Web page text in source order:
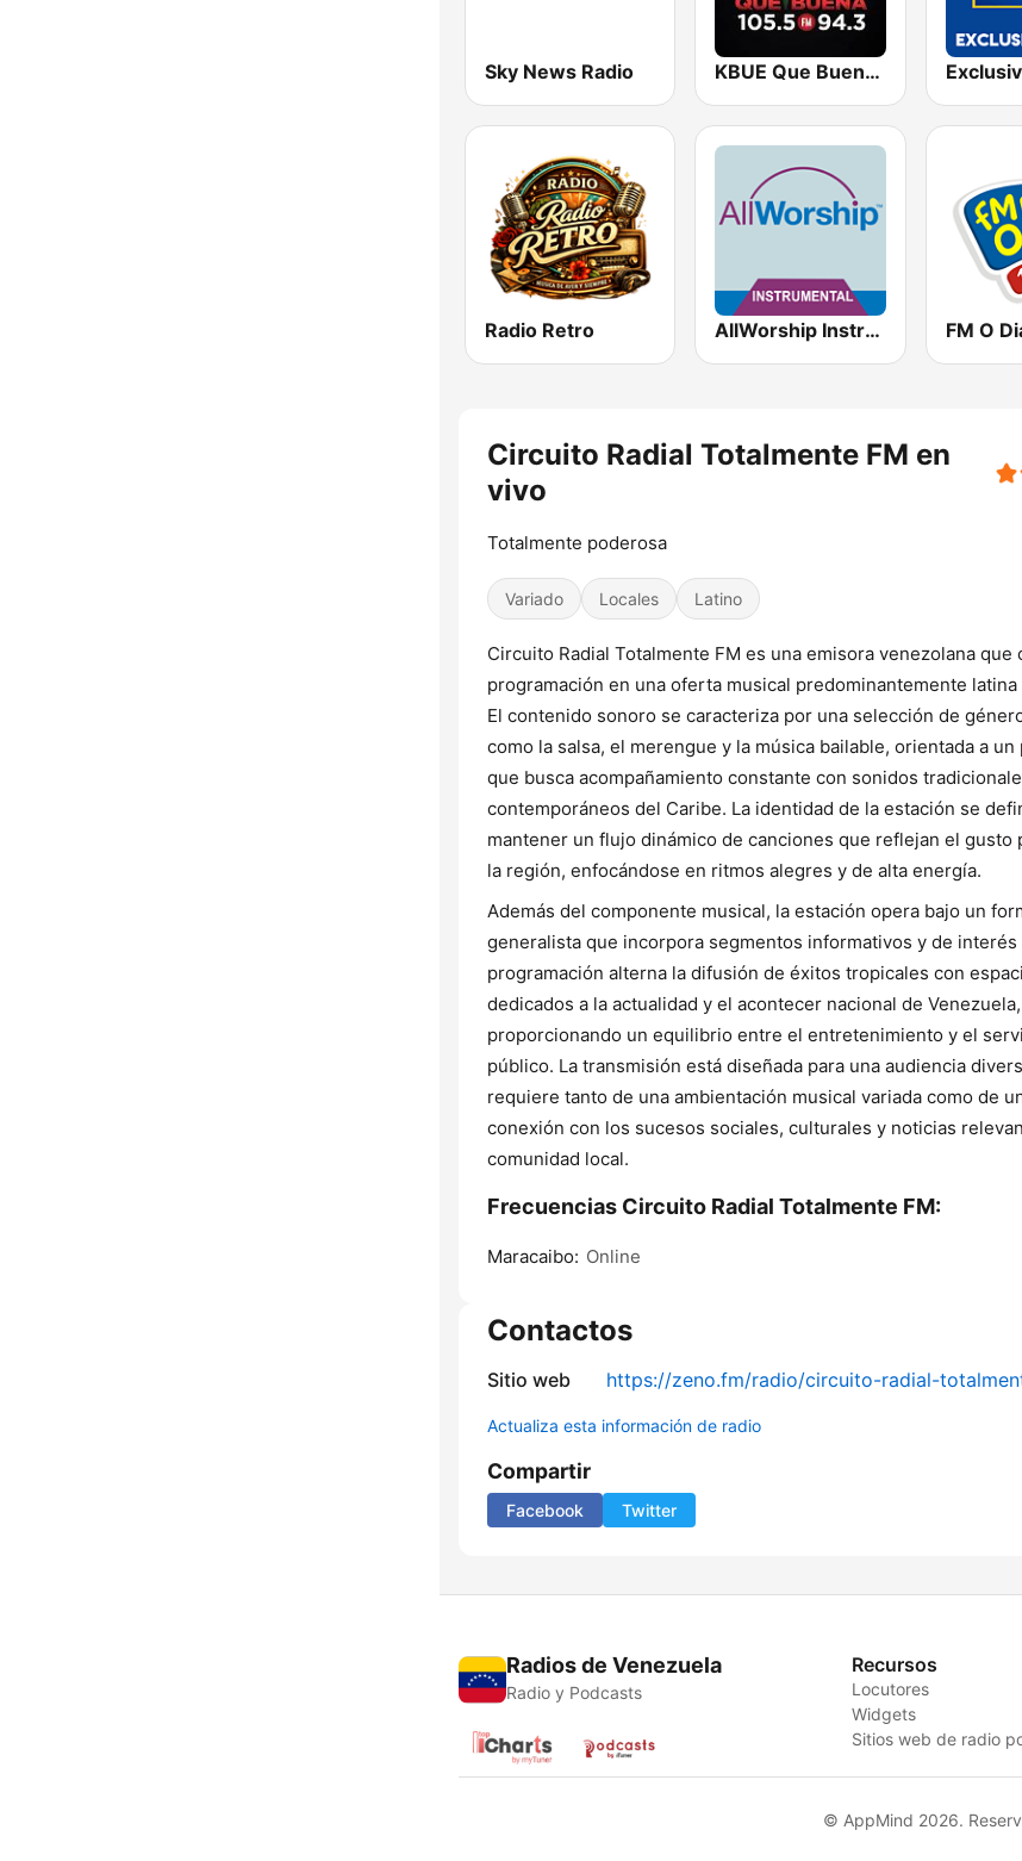
Sky News Radio KBUE Que Buena 105.5 / 94.3 FM (US Only)
Radio Retro AllWorship Instrumental FM O
Circuito Radial Totalmente FM en
vivo
Totalmente poderosa
Variado Locales Latino
Circuito Radial Totalmente FM es una emisora venezolana que
programación en una oferta musical predominantemente latina
El contenido sonoro se caracteriza por una selección de
como la salsa, el merengue y la música bailable, orientada a un
que busca acompañamiento constante con sonidos
contemporáneos del Caribe. La identidad de la estación se
mantener un flujo dinámico de canciones que reflejan el gusto
la región, enfocándose en ritmos alegres y de alta energía.
Además del componente musical, la estación opera bajo un
generalista que incorpora segmentos informativos y de interés
programación alterna la difusión de éxitos tropicales con
dedicados a la actualidad y el acontecer nacional de Venezuela,
proporcionando un equilibrio entre el entretenimiento y el
público. La transmisión está diseñada para una audiencia
requiere tanto de una ambientación musical variada como de
conexión con los sucesos sociales, culturales y noticias
comunidad local.
Frecuencias Circuito Radial Totalmente FM:
Maracaibo: Online
Contactos
Sitio web https://zeno.fm/radio/circuito-radial-
Actualiza esta información de radio
Compartir
Facebook Twitter
Radios de Venezuela
Radio y Podcasts
Recursos
Locutores
Widgets
Sitios web de radio
© AppMind 2026.